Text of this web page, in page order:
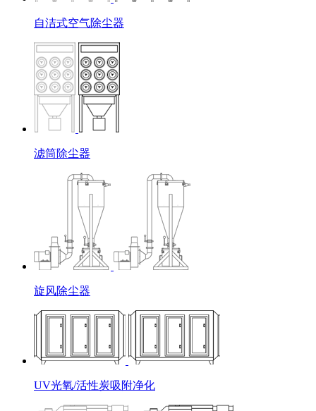
自洁式空气除尘器
滤筒除尘器
旋风除尘器
UV光氧/活性炭吸附净化